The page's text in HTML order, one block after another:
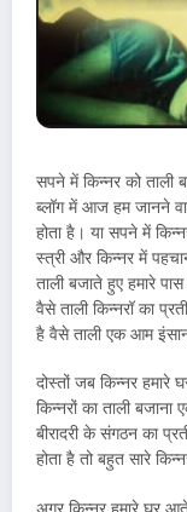
सपने में किन्नर को ताली
ब्लॉग में आज हम जानने
होता है। या सपने में
स्त्री और किन्नर में
ताली बजाते हुए हमारे
वैसे ताली किन्नरॉ का
है वैसे ताली एक आम
दोस्तों जब किन्नर
किन्नरों का ताली
बीरादरी के संगठन का
होता है तो बहुत सारे